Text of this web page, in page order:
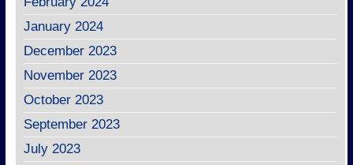
January 2024
December 2023
November 2023
October 2023
September 2023
July 2023